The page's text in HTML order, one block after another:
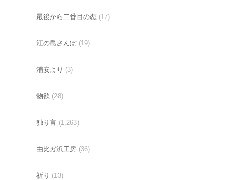
最後から二番目の恋 (17)
江の島さんぽ(19)
浦安より (3)
物欲 (28)
独り言 (1,263)
由比ガ浜工房 (36)
祈り (13)